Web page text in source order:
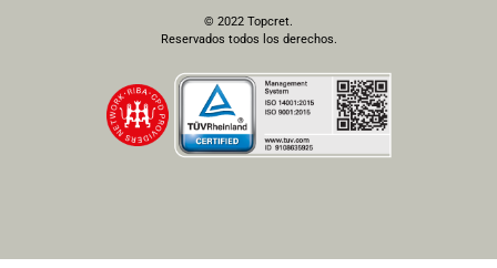
© 2022 Topcret.
Reservados todos los derechos.